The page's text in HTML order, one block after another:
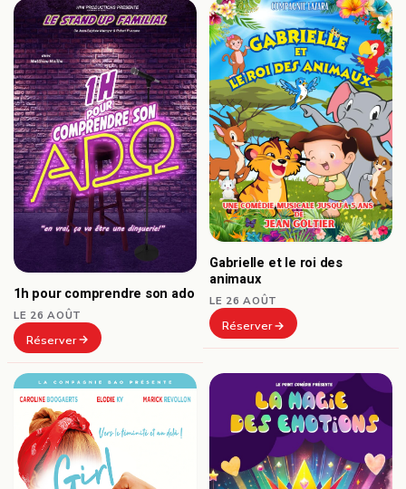
1h pour comprendre son ado
LE 26 AOÛT
Réserver
Gabrielle et le roi des
animaux
LE 26 AOÛT
Réserver